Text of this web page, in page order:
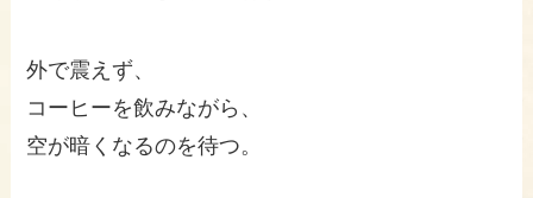
外で震えず、
コーヒーを飲みながら、
空が暗くなるのを待つ。